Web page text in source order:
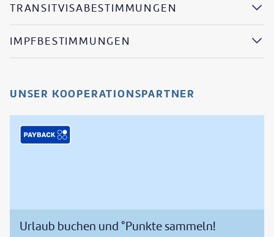
TRANSITVISABESTIMMUNGEN
IMPFBESTIMMUNGEN
UNSER KOOPERATIONSPARTNER
Urlaub buchen und °Punkte sammeln!